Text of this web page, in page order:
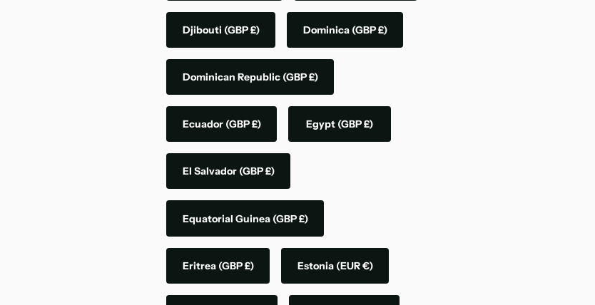
Djibouti (GBP £) Dominica (GBP £)
Dominican Republic (GBP £)
Ecuador (GBP £) Egypt (GBP £)
El Salvador (GBP £)
Equatorial Guinea (GBP £)
Eritrea (GBP £) Estonia (EUR €)